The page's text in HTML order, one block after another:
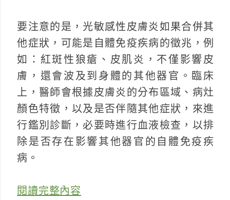
要注意的是，光敏感性皮膚炎如果合併其
他症狀，可能是自體免疫疾病的徵兆，例
如：紅斑性狼瘡、皮肌炎，不僅影響皮
膚，還會波及到身體的其他器官。臨床
上，醫師會根據皮膚炎的分布區域、病灶
顏色特徵，以及是否伴隨其他症狀，來進
行鑑別診斷，必要時進行血液檢查，以排
除是否存在影響其他器官的自體免疫疾
病。
閱讀完整內容